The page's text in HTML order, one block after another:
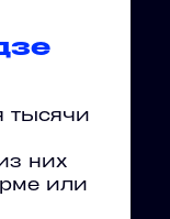
тысячи
них
или